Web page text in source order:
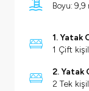
Boyu: 9,9
1. Yatak
1 Çift
2. Yatak
2 Tek